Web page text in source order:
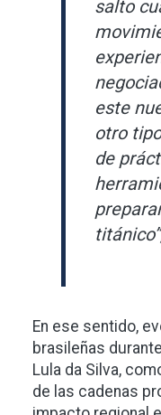
salto
este
otro
de
En ese sentido,
brasileñas
Lula da Silva,
de las cadenas